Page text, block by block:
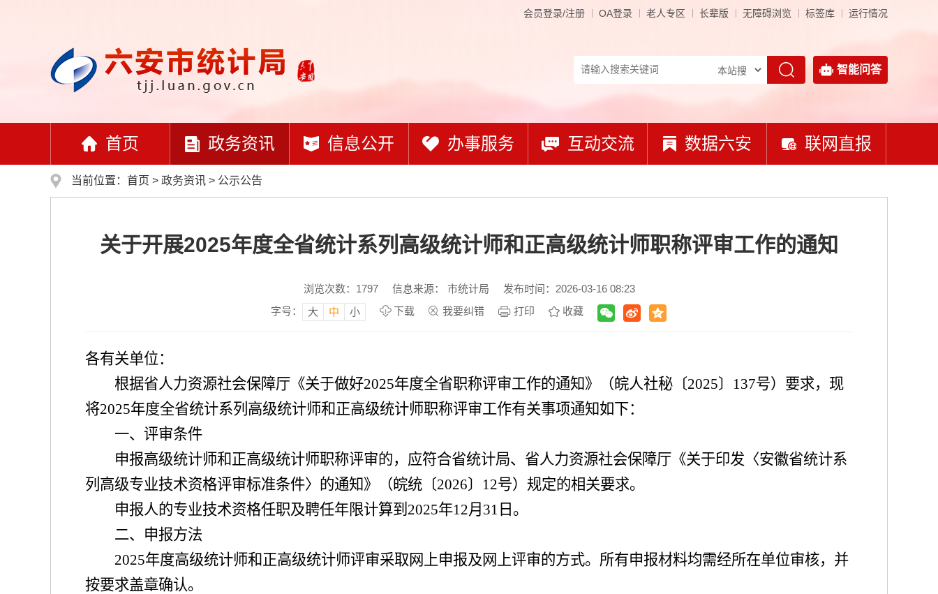
会员登录/注册 OA登录 老人专区 长辈版 无障碍浏览 标签库 运行情况
智能问答
首页 政务资讯 信息公开 办事服务 互动交流 数据六安 联网直报
当前位置： 首页 > 政务资讯 > 公示公告
关于开展2025年度全省统计系列高级统计师和正高级统计师职称评审工作的通知
浏览次数： 1797 信息来源： 市统计局
发布时间：2026-03-16 08:23
字号：
大 中 小 下载 我要纠错 打印 收藏
各有关单位：
根据省人力资源社会保障厅《关于做好2025年度全省职称评审工作的通知》（皖人社秘〔2025〕 137号）要求，现
将2025年度全省统计系列高级统计师和正高级统计师职称评审工作有关事项通知如下：
一、评审条件
申报高级统计师和正高级统计师职称评审的，应符合省统计局、省人力资源社会保障厅《关于印发〈安徽省统计系
列高级专业技术资格评审标准条件〉的通知》（皖统〔2026〕 12号）规定的相关要求。
申报人的专业技术资格任职及聘任年限计算到 2025年12月 31 日。
二、申报方法
2025年度高级统计师和正高级统计师评审采取网上申报及网上评审的方式。所有申报材料均需经所在单位审核，并
按要求盖章确认。